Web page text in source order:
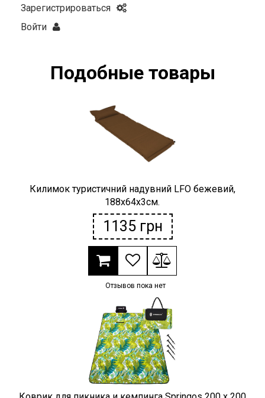
Зарегистрироваться
Войти
Подобные товары
Килимок туристичний надувний LFO бежевий,
188х64х3см.
1135грн
Отзывов пока нет